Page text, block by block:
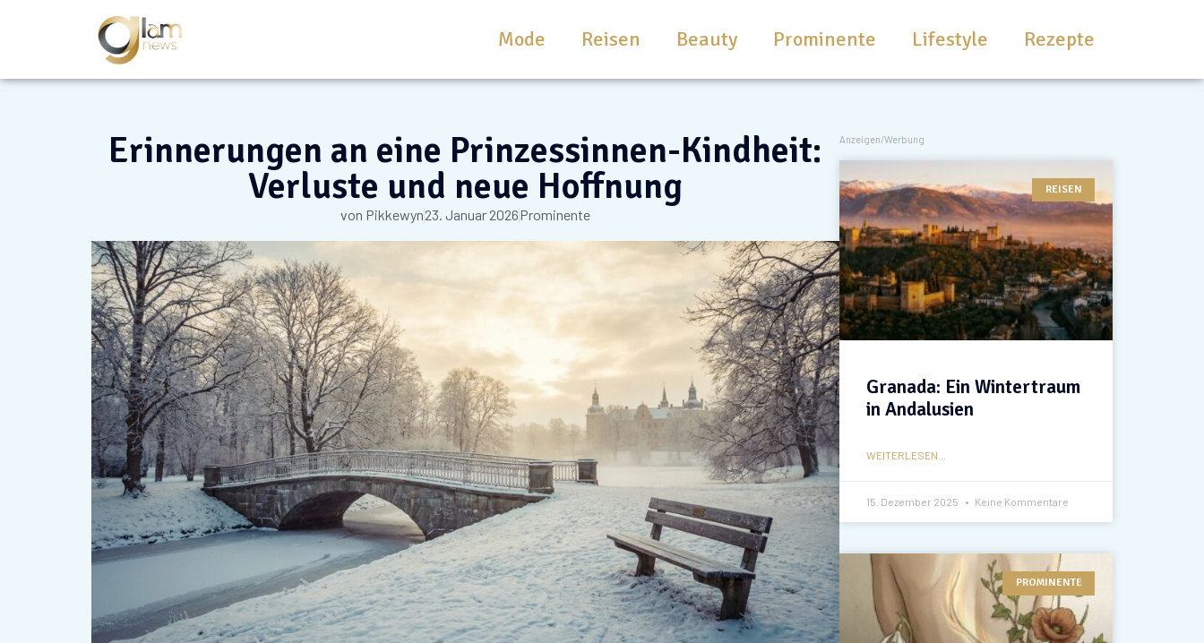
Mode Reisen Beauty Prominente Lifestyle Rezepte
Erinnerungen an eine Prinzessinnen-Kindheit:
Verluste und neue Hoffnung
von Pikkewyn23. Januar 2026Prominente
Anzeigen/Werbung
REISEN
Granada: Ein Wintertraum
in Andalusien
WEITERLESEN...
15. Dezember 2025 Keine Kommentare
PROMINENTE